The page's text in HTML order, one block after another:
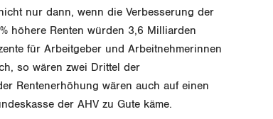
nur dann, wenn die Verbesserung der
höhere Renten würden 3,6 Milliarden
für Arbeitgeber und Arbeitnehmerinnen
so wären zwei Drittel der
Rentenerhöhung wären auch auf einen
der AHV zu Gute käme.